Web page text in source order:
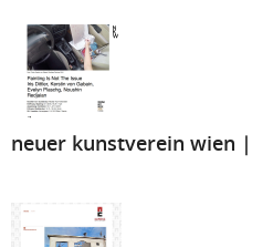
neuer kunstverein wien |